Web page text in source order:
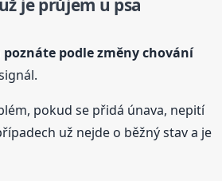
je průjem u psa
poznáte podle změny chování
pokud se přidá únava, nepití
už nejde o běžný stav a je